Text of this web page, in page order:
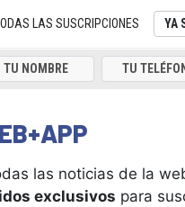
LAS SUSCRIPCIONES YA
las noticias de la
exclusivos para